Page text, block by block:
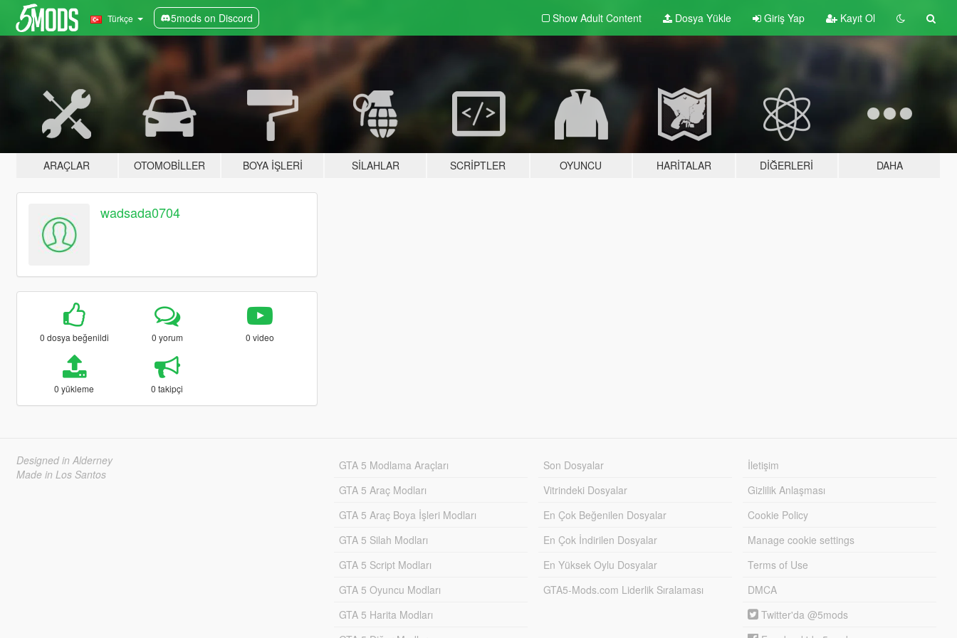
Türkçe 5mods on Discord Show Adult Content Dosya Yükle Giriş Yap Kayıt Ol
ARAÇLAR OTOMOBILLER BOYA İŞLERI SILAHLAR SCRIPTLER OYUNCU HARITALAR DIĞERLERI DAHA
wadsada0704
0 dosya beğenildi 0 yorum 0 video
0 yükleme 0 takipçi
Designed in Alderney
Made in Los Santos
GTA 5 Modlama Araçları
GTA 5 Araç Modları
GTA 5 Araç Boya İşleri Modları
GTA 5 Silah Modları
GTA 5 Script Modları
GTA 5 Oyuncu Modları
GTA 5 Harita Modları
Son Dosyalar
Vitrindeki Dosyalar
En Çok Beğenilen Dosyalar
En Çok İndirilen Dosyalar
En Yüksek Oylu Dosyalar
GTA5-Mods.com Liderlik Sıralaması
İletişim
Gizlilik Anlaşması
Cookie Policy
Manage cookie settings
Terms of Use
DMCA
Twitter'da @5mods